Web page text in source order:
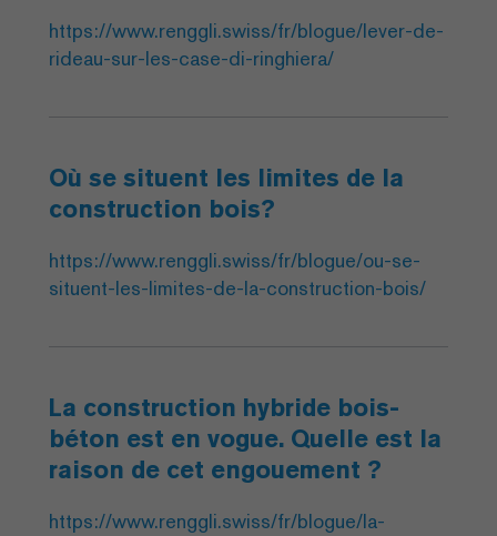
https://www.renggli.swiss/fr/blogue/lever-de-
rideau-sur-les-case-di-ringhiera/
Où se situent les limites de la
construction bois?
https://www.renggli.swiss/fr/blogue/ou-se-
situent-les-limites-de-la-construction-bois/
La construction hybride bois-
béton est en vogue. Quelle est la
raison de cet engouement ?
https://www.renggli.swiss/fr/blogue/la-